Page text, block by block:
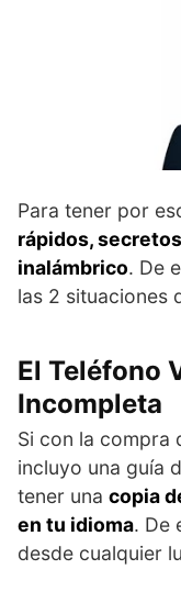
Para tener por
rápidos,
inalámbrico. De
las 2 situaciones
El Teléfono
Incompleta
Si con la compra
incluyo una guía
tener una copia
en tu idioma. De
desde cualquier